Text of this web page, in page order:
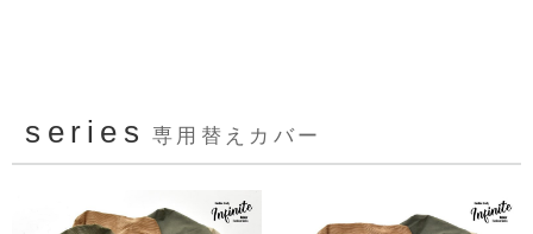
series 専用替えカバー